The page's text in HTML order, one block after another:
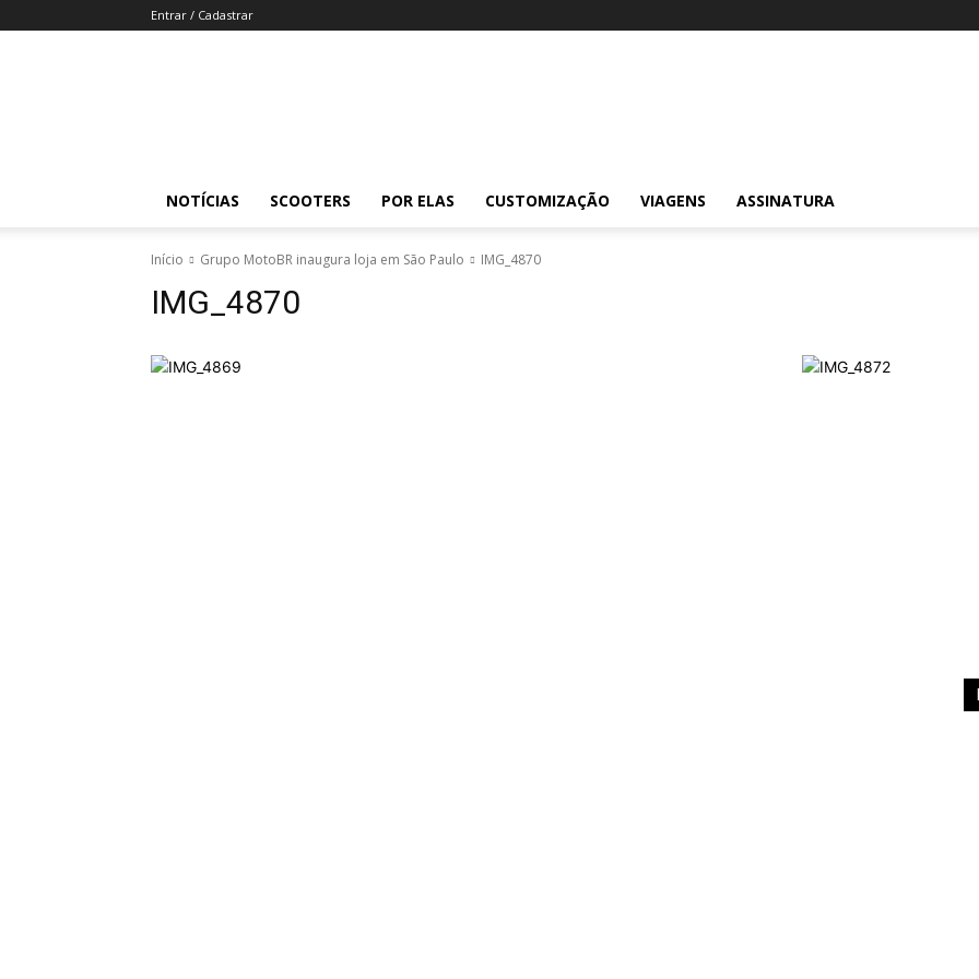
Entrar / Cadastrar
NOTÍCIAS SCOOTERS POR ELAS CUSTOMIZAÇÃO VIAGENS ASSINATURA
Início Grupo MotoBR inaugura loja em São Paulo IMG_4870
IMG_4870